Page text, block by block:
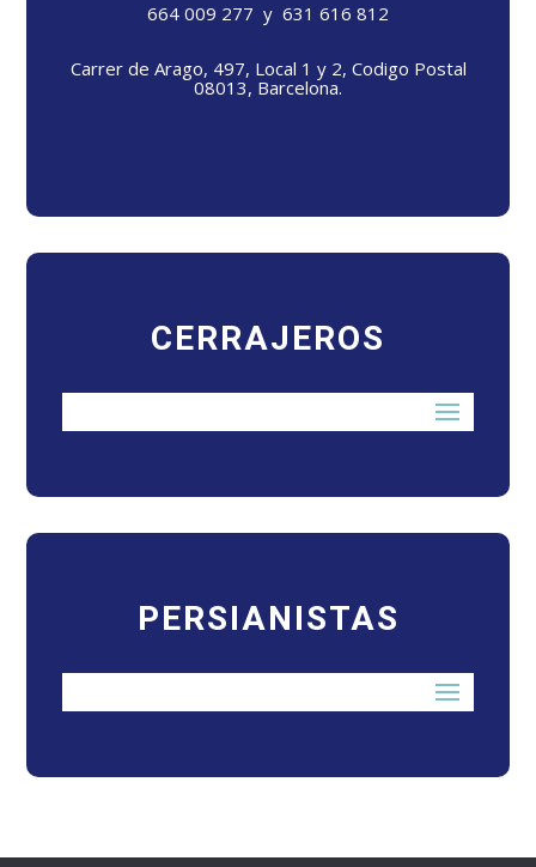
664 009 277 y 631 616 812
Carrer de Arago, 497, Local 1 y 2, Codigo Postal
08013, Barcelona.
CERRAJEROS
PERSIANISTAS